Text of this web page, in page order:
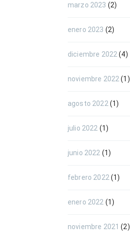
marzo 2023 (2)
enero 2023 (2)
diciembre 2022 (4)
noviembre 2022 (1)
agosto 2022 (1)
julio 2022 (1)
junio 2022 (1)
febrero 2022 (1)
enero 2022 (1)
noviembre 2021 (2)